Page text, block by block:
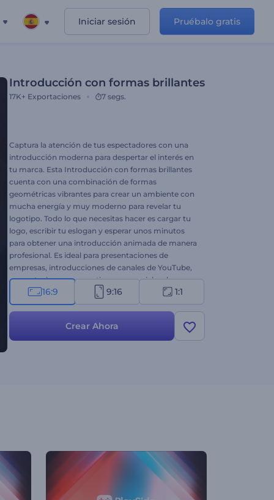
Iniciar sesión Pruébalo gratis
Introducción con formas brillantes
17K+ Exportaciones 7 segs.
Captura la atención de tus espectadores con una
introducción moderna para despertar el interés en
tu marca. Esta Introducción con formas brillantes
cuenta con una combinación de formas
geométricas vibrantes para crear un ambiente con
mucha energía y muy moderno para revelar tu
logotipo. Todo lo que necesitas hacer es cargar tu
logo, escribir tu eslogan y esperar unos minutos
para obtener una introducción animada de manera
profesional. Es ideal para presentaciones de
empresas, introducciones de canales de YouTube,
presentaciones corporativas, comerciales de
televisión y mucho más. Utiliza esta fascinante
plantilla de video para agregar la cantidad perfecta
de vitalidad y energía a tus proyectos. ¡Pruébalo
16:9 9:16 1:1
Crear Ahora